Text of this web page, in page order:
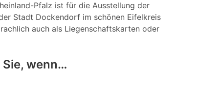
Pfalz ist für die Ausstellung der
Stadt Dockendorf im schönen Eifelkreis
auch als Liegenschaftskarten oder
wenn…